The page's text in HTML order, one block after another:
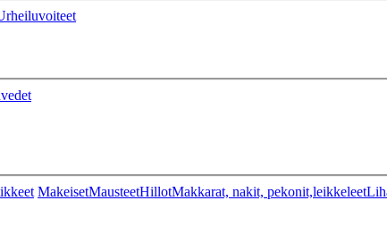
MakeisetMausteetHillotMakkarat, nakit, pekonit,leikkeleet